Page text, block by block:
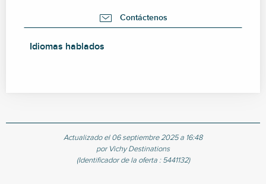
Contáctenos
Idiomas hablados
Idiomas hablados
Actualizado el 06 septiembre 2025 a 16:48
por Vichy Destinations
(Identificador de la oferta : 5441132)